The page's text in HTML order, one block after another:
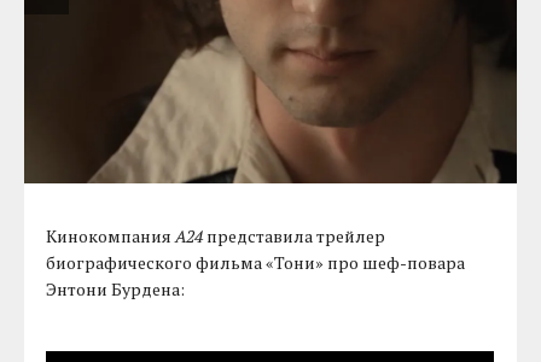
КинокомпанияA24представила трейлер
биографического фильма «Тони» про шеф-повара
Энтони Бурдена: